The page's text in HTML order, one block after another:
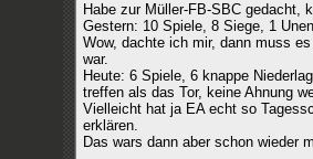
Habe zur Müller-FB-SBC gedacht,
Gestern: 10 Spiele, 8 Siege, 1
Wow, dachte ich mir, dann muss
war.
Heute: 6 Spiele, 6 knappe
treffen als das Tor, keine Ahnung
Vielleicht hat ja EA echt so
erklären.
Das wars dann aber schon wieder